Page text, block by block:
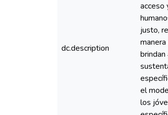
dc.description
acceso
justo,
el
los